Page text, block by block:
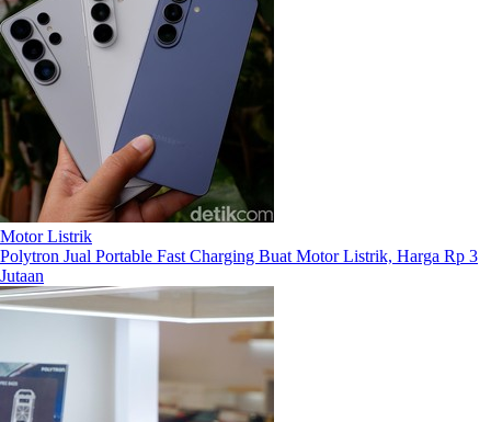
Motor Listrik
Polytron Jual Portable Fast Charging Buat Motor Listrik, Harga Rp 3
Jutaan